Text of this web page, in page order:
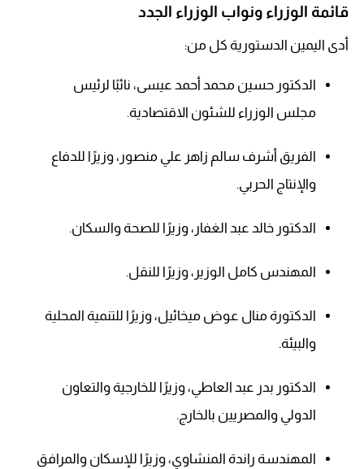
قائمة الوزراء ونواب الوزراء الجدد
أدى اليمين الدستورية كل من:
الدكتور حسين محمد أحمد عيسى، نائبًا لرئيس
مجلس الوزراء للشئون الاقتصادية.
الفريق أشرف سالم زاهر علي منصور، وزيرًا للدفاع
والإنتاج الحربي.
الدكتور خالد عبد الغفار، وزيرًا للصحة والسكان.
المهندس كامل الوزير، وزيرًا للنقل.
الدكتورة منال عوض ميخائيل، وزيرًا للتنمية المحلية
والبيئة.
الدكتور بدر عبد العاطي، وزيرًا للخارجية والتعاون
الدولي والمصريين بالخارج.
المهندسة راندة المنشاوي، وزيرًا للإسكان والمرافق